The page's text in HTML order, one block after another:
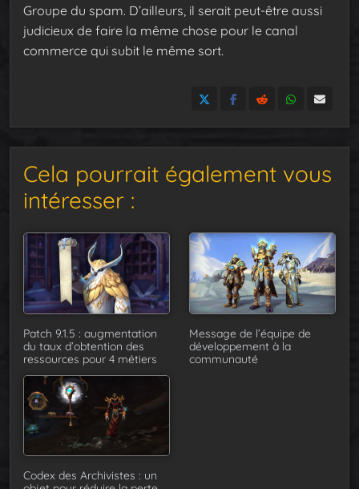
Groupe du spam. D’ailleurs, il serait peut-être aussi
judicieux de faire la même chose pour le canal
commerce qui subit le même sort.
Cela pourrait également vous
intéresser :
Patch 9.1.5 : augmentation
du taux d’obtention des
ressources pour 4 métiers
Message de l’équipe de
développement à la
communauté
Codex des Archivistes : un